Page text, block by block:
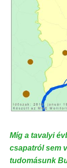
Míg a tavalyi
csapatról sem
tudomásunk